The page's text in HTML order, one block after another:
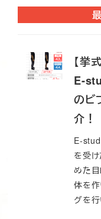
【挙
E-
のビ
介！
E-
を受
めた目
体を作
グを